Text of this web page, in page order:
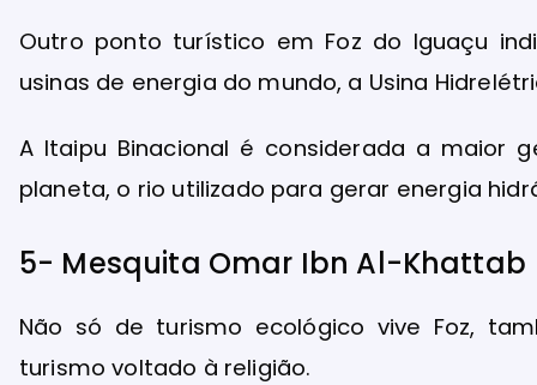
Outro ponto turístico em Foz do Iguaçu
usinas de energia do mundo, a Usina
A Itaipu Binacional é considerada a maior
planeta, o rio utilizado para gerar energia
5- Mesquita Omar Ibn Al-Khattab
Não só de turismo ecológico vive Foz,
turismo voltado à religião.